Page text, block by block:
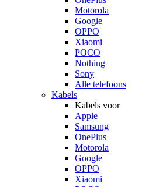
Motorola
Google
OPPO
Xiaomi
POCO
Nothing
Sony
Alle telefoons
Kabels
Kabels voor
Apple
Samsung
OnePlus
Motorola
Google
OPPO
Xiaomi